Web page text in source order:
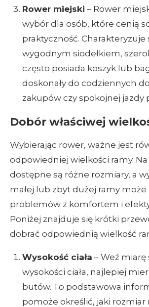
Rower miejski – Rower
wybór dla osób, które cenią
praktyczność. Charakteryzuje
wygodnym siodełkiem,
często posiada koszyk lub
doskonały do codziennych
zakupów czy spokojnej jazdy
Dobór właściwej
Wybierając rower, ważne jest
odpowiedniej wielkości ramy.
dostępne są różne rozmiary, a
małej lub zbyt dużej ramy
problemów z komfortem i
Poniżej znajduje się krótki
dobrać odpowiednią wielkość
Wysokość ciała – Weź miarę
wysokości ciała, najlepiej
butów. To podstawowa
pomoże określić, jaki rozmiar